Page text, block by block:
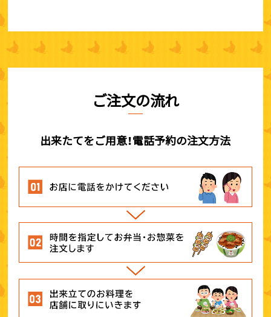
ご注文の流れ
出来たてをご用意！電話予約の注文方法